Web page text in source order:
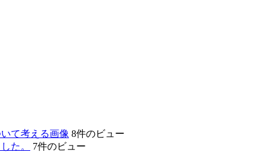
て考える画像 8件のビュー
た。
7件のビュー